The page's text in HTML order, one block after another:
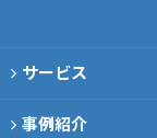
サービス
事例紹介